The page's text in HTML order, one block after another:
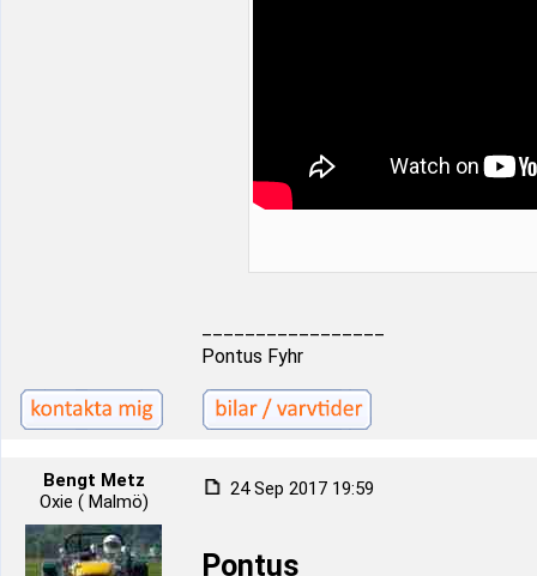
Pontus Fyhr
Bengt Metz
Oxie ( Malmö)
24 Sep 2017 19:59
Pontus